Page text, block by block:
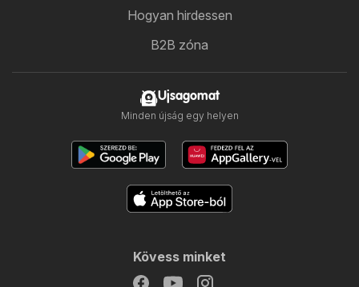
Hogyan hirdessen
B2B zóna
Ujsagomat
Minden újság egy helyen
Kövess minket